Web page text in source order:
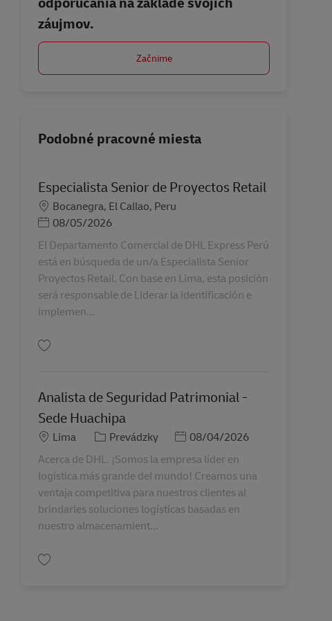
záujmov.
Začnime
Podobné pracovné miesta
Especialista Senior de Proyectos Retail
Miesto
Bocanegra, El Callao, Peru
Posted Date
08/05/2026
El Departamento Comercial de DHL Express Perú
está en búsqueda de un/a Especialista Senior
Proyectos Retail. Con base en Lima, esta posición
será responsable de Liderar la identificación e
implemen...
Analista de Seguridad Patrimonial -
Sede Huachipa
Miesto
Lima Kategória
Prevádzky Posted Date
08/04/2026
Acerca de DHL. ¡Somos la empresa líder en
logística más grande del mundo! Creamos una
ventaja competitiva para nuestros clientes al
brindarles soluciones logísticas basadas en
nuestro almacenamient...